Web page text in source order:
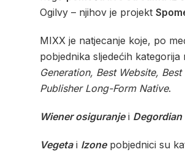
Ogilvy – njihov je projekt
MIXX je natjecanje koje, po
pobjednika sljedećih kategorija
Generation, Best Website,
Publisher Long-Form Native.
Wiener osiguranjei Degordian
Vegetai Izonepobjednici su